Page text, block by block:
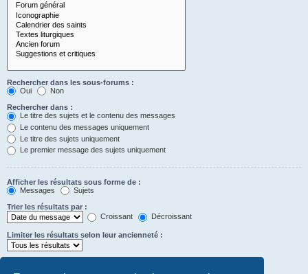
Rechercher dans les sous-forums :
Oui
Non
Rechercher dans :
Le titre des sujets et le contenu des messages
Le contenu des messages uniquement
Le titre des sujets uniquement
Le premier message des sujets uniquement
Afficher les résultats sous forme de :
Messages
Sujets
Trier les résultats par :
Croissant
Décroissant
Limiter les résultats selon leur ancienneté :